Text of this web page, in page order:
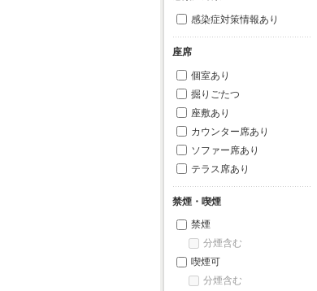
感染症対策情報あり
座席
個室あり
掘りごたつ
座敷あり
カウンター席あり
ソファー席あり
テラス席あり
禁煙・喫煙
禁煙
分煙含む
喫煙可
分煙含む